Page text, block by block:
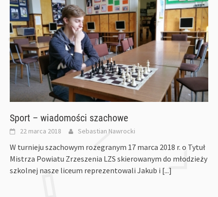
Sport – wiadomości szachowe
22 marca 2018 Sebastian Nawrocki
W turnieju szachowym rozegranym 17 marca 2018 r. o Tytuł
Mistrza Powiatu Zrzeszenia LZS skierowanym do młodzieży
szkolnej nasze liceum reprezentowali Jakub i [...]